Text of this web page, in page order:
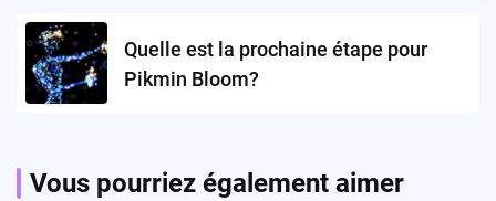
Quelle est la prochaine étape pour
Pikmin Bloom?
Vous pourriez également aimer